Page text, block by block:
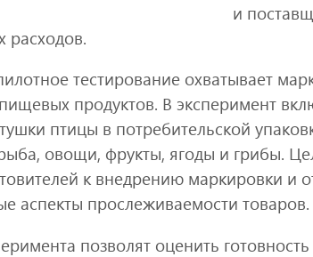
и
расходов.
тестирование охватывает
продуктов. В эксперимент
птицы в потребительской
овощи, фрукты, ягоды и грибы.
к внедрению маркировки и
аспекты прослеживаемости товаров.
позволят оценить